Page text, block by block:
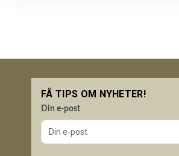
FÅ TIPS OM NYHETER!
Din e-post